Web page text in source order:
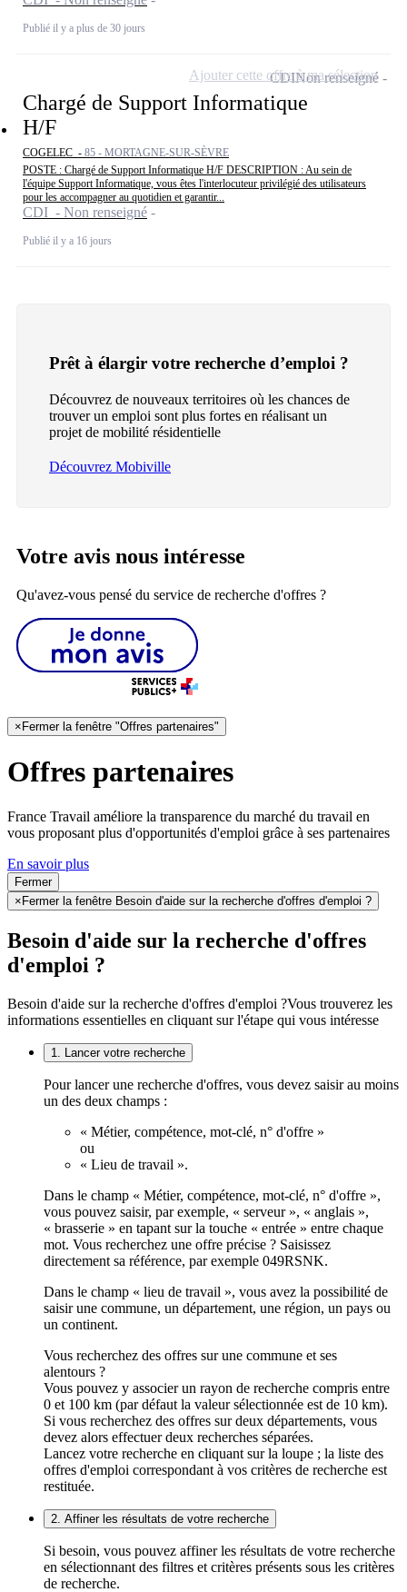
Publié il y a plus de 30 jours
Chargé de Support Informatique
H/F
COGELEC - 85 - MORTAGNE-SUR-SÈVRE
POSTE : Chargé de Support Informatique H/F DESCRIPTION : Au sein de
l'équipe Support Informatique, vous êtes l'interlocuteur privilégié des utilisateurs
pour les accompagner au quotidien et garantir...
CDI - Non renseigné
Publié il y a 16 jours
CDINon renseigné
Ajouter cette offre à ma sélection
Prêt à élargir votre recherche d’emploi ?
Découvrez de nouveaux territoires où les chances de
trouver un emploi sont plus fortes en réalisant un
projet de mobilité résidentielle
Découvrez Mobiville
Votre avis nous intéresse
Qu'avez-vous pensé du service de recherche d'offres ?
× Fermer la fenêtre "Offres partenaires"
Offres partenaires
France Travail améliore la transparence du marché du travail en
vous proposant plus d'opportunités d'emploi grâce à ses partenaires
En savoir plus
Fermer
×Fermer la fenêtre Besoin d'aide sur la recherche d'offres d'emploi ?
Besoin d'aide sur la recherche d'offres
d'emploi ?
Besoin d'aide sur la recherche d'offres d'emploi ?Vous trouverez les
informations essentielles en cliquant sur l'étape qui vous intéresse
1. Lancer votre recherche
Pour lancer une recherche d'offres, vous devez saisir au moins
un des deux champs :
« Métier, compétence, mot-clé, n° d'offre »
ou
« Lieu de travail ».
Dans le champ « Métier, compétence, mot-clé, n° d'offre »,
vous pouvez saisir, par exemple, « serveur », « anglais »,
« brasserie » en tapant sur la touche « entrée » entre chaque
mot. Vous recherchez une offre précise ? Saisissez
directement sa référence, par exemple 049RSNK.
Dans le champ « lieu de travail », vous avez la possibilité de
saisir une commune, un département, une région, un pays ou
un continent.
Vous recherchez des offres sur une commune et ses
alentours ?
Vous pouvez y associer un rayon de recherche compris entre
0 et 100 km (par défaut la valeur sélectionnée est de 10 km).
Si vous recherchez des offres sur deux départements, vous
devez alors effectuer deux recherches séparées.
Lancez votre recherche en cliquant sur la loupe ; la liste des
offres d'emploi correspondant à vos critères de recherche est
restituée.
2. Affiner les résultats de votre recherche
Si besoin, vous pouvez affiner les résultats de votre recherche
en sélectionnant des filtres et critères présents sous les critères
de recherche.